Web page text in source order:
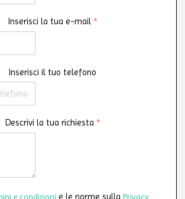
Inserisci la tua e-mail *
Inserisci il tuo telefono
Descrivi la tua richiesta *
*
e condizioni e le norme sulla Privacy